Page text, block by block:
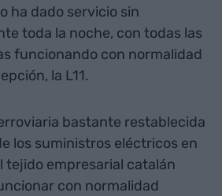
ha dado servicio sin
toda la noche, con todas las
funcionando con normalidad
la L11.
bastante restablecida
los suministros eléctricos en
tejido empresarial catalán
con normalidad